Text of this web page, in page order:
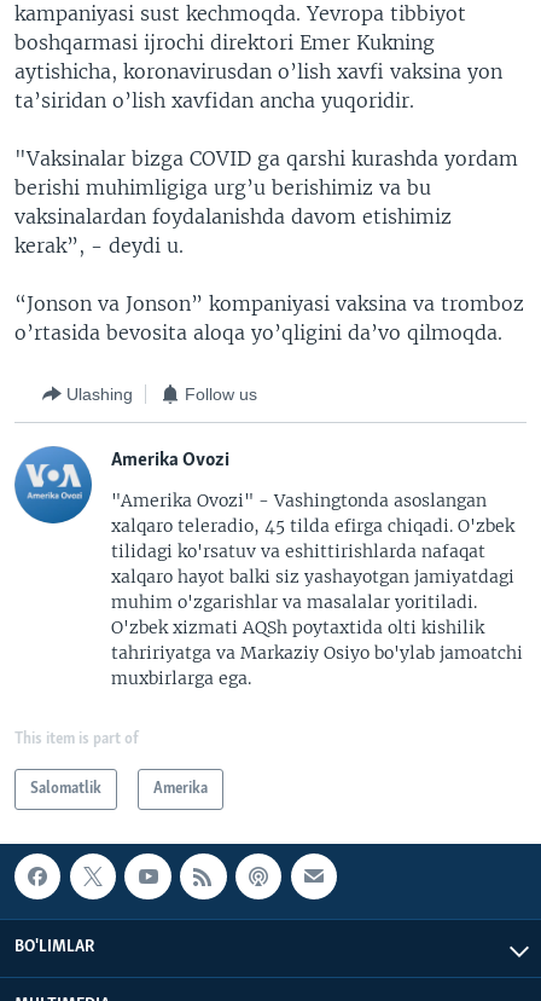
kampaniyasi sust kechmoqda. Yevropa tibbiyot
boshqarmasi ijrochi direktori Emer Kukning
aytishicha, koronavirusdan o’lish xavfi vaksina yon
ta’siridan o’lish xavfidan ancha yuqoridir.
"Vaksinalar bizga COVID ga qarshi kurashda yordam
berishi muhimligiga urg’u berishimiz va bu
vaksinalardan foydalanishda davom etishimiz
kerak”, - deydi u.
“Jonson va Jonson” kompaniyasi vaksina va tromboz
o’rtasida bevosita aloqa yo’qligini da’vo qilmoqda.
Ulashing Follow us
Amerika Ovozi
"Amerika Ovozi" - Vashingtonda asoslangan
xalqaro teleradio, 45 tilda efirga chiqadi. O'zbek
tilidagi ko'rsatuv va eshittirishlarda nafaqat
xalqaro hayot balki siz yashayotgan jamiyatdagi
muhim o'zgarishlar va masalalar yoritiladi.
O'zbek xizmati AQSh poytaxtida olti kishilik
tahririyatga va Markaziy Osiyo bo'ylab jamoatchi
muxbirlarga ega.
This item is part of
Salomatlik Amerika
BO'LIMLAR